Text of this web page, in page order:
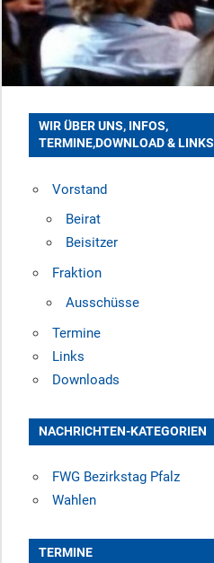
WIR ÜBER UNS, INFOS,
TERMINE,DOWNLOAD & LINKS
Vorstand
Beirat
Beisitzer
Fraktion
Ausschüsse
Termine
Links
Downloads
NACHRICHTEN-KATEGORIEN
FWG Bezirkstag Pfalz
Wahlen
TERMINE